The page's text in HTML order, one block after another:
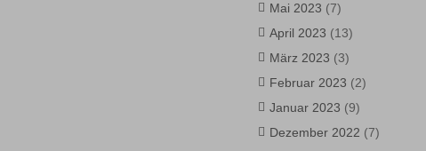
Mai 2023 (7)
April 2023 (13)
März 2023 (3)
Februar 2023 (2)
Januar 2023 (9)
Dezember 2022 (7)